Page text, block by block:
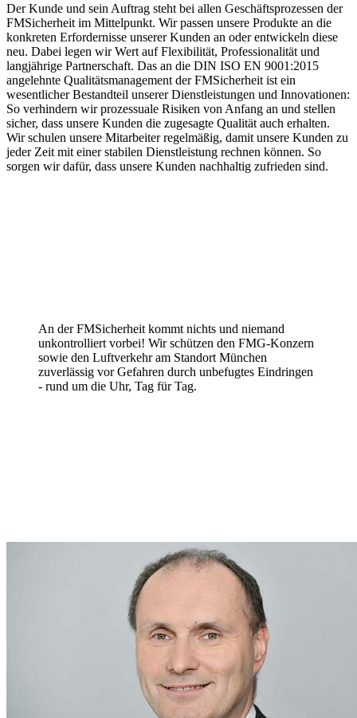
Der Kunde und sein Auftrag steht bei allen Geschäftsprozessen der
FMSicherheit im Mittelpunkt. Wir passen unsere Produkte an die
konkreten Erfordernisse unserer Kunden an oder entwickeln diese
neu. Dabei legen wir Wert auf Flexibilität, Professionalität und
langjährige Partnerschaft. Das an die DIN ISO EN 9001:2015
angelehnte Qualitätsmanagement der FMSicherheit ist ein
wesentlicher Bestandteil unserer Dienstleistungen und Innovationen:
So verhindern wir prozessuale Risiken von Anfang an und stellen
sicher, dass unsere Kunden die zugesagte Qualität auch erhalten.
Wir schulen unsere Mitarbeiter regelmäßig, damit unsere Kunden zu
jeder Zeit mit einer stabilen Dienstleistung rechnen können. So
sorgen wir dafür, dass unsere Kunden nachhaltig zufrieden sind.
An der FMSicherheit kommt nichts und niemand
unkontrolliert vorbei! Wir schützen den FMG-Konzern
sowie den Luftverkehr am Standort München
zuverlässig vor Gefahren durch unbefugtes Eindringen
- rund um die Uhr, Tag für Tag.